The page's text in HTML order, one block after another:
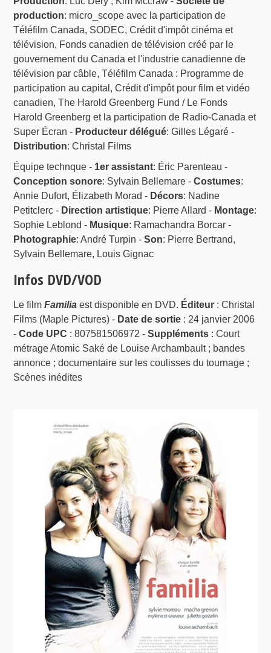
production: micro_scope avec la participation de
Téléfilm Canada, SODEC, Crédit d'impôt cinéma et
télévision, Fonds canadien de télévision créé par le
gouvernement du Canada et l'industrie canadienne de
télévision par câble, Téléfilm Canada : Programme de
participation au capital, Crédit d'impôt pour film et vidéo
canadien, The Harold Greenberg Fund / Le Fonds
Harold Greenberg et la participation de Radio-Canada et
Super Écran - Producteur délégué: Gilles Légaré -
Distribution: Christal Films
Équipe technque - 1er assistant: Éric Parenteau -
Conception sonore: Sylvain Bellemare -Costumes:
Annie Dufort, Élizabeth Morad - Décors: Nadine
Petitclerc - Direction artistique: Pierre Allard - Montage:
Sophie Leblond - Musique: Ramachandra Borcar -
Photographie: André Turpin -Son: Pierre Bertrand,
Sylvain Bellemare, Louis Gignac
Infos DVD/VOD
Le filmFamilia est disponible en DVD. Éditeur : Christal
Films (Maple Pictures) - Date de sortie : 24 janvier 2006
-Code UPC : 807581506972 -Suppléments : Court
métrage Atomic Saké de Louise Archambault ; bandes
annonce ; documentaire sur les coulisses du tournage ;
Scènes inédites